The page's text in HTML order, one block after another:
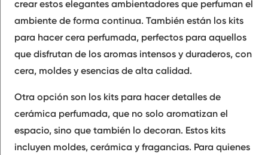
crear estos elegantes ambientadores que perfuman el
ambiente de forma continua. También están los kits
para hacer cera perfumada, perfectos para aquellos
que disfrutan de los aromas intensos y duraderos, con
cera, moldes y esencias de alta calidad.
Otra opción son los kits para hacer detalles de
cerámica perfumada, que no solo aromatizan el
espacio, sino que también lo decoran. Estos kits
incluyen moldes, cerámica y fragancias. Para quienes